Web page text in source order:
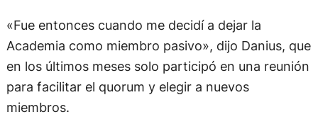
«Fue entonces cuando me decidí a dejar la
Academia como miembro pasivo», dijo Danius, que
en los últimos meses solo participó en una reunión
para facilitar el quorum y elegir a nuevos
miembros.